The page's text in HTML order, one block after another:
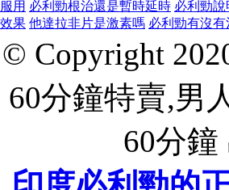
服用 必利勁根治還是暫時延時 必利勁說
效果 他達拉非片是激素嗎 必利勁有沒有
© Copyright
60分鐘特賣,男
60分